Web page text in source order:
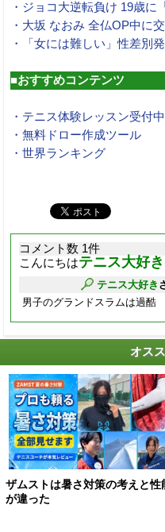
・ジョコ大逆転負け 19歳に
・大坂 なおみ 全仏OP中に
・「女には難しい」性差別
■おすすめコンテンツ
・テニス体験レッスン受付中
・無料ドロー作成ツール
・世界ランキング
コメント数 1件
こんにちはテニス大好き
テニス大好き
男子のグランドスラムは過酷
オス
ザムストは暑さ対策の考えと性
が違った